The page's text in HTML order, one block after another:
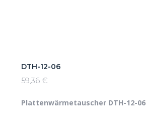
DTH-12-06
59,36 €
Plattenwärmetauscher DTH-12-06